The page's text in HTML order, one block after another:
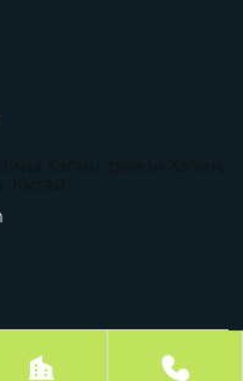
Импорт и Экспорт Ко.
 